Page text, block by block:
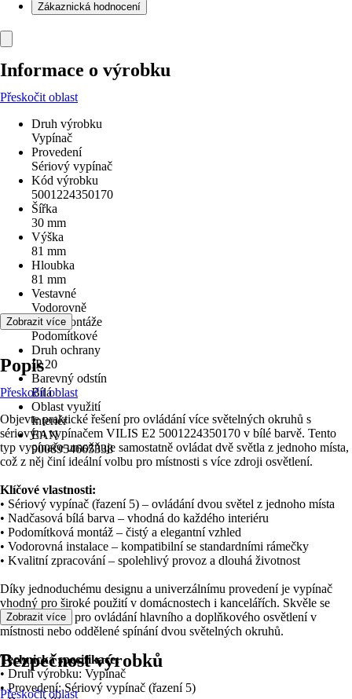
Zákaznická hodnocení
Informace o výrobku
Přeskočit oblast
Druh výrobku
Vypínač
Provedení
Sériový vypínač
Kód výrobku
5001224350170
Šířka
30 mm
Výška
81 mm
Hloubka
81 mm
Vestavné
Vodorovně
Druh montáže
Podomítkové
Druh ochrany
IP 20
Barevný odstín
Bílá
Oblast využití
Interiér
EAN
9008954665338
Zobrazit více
Popis
Přeskočit oblast
Objevte praktické řešení pro ovládání více světelných okruhů s
sériovým vypínačem VILIS E2 5001224350170 v bílé barvě. Tento
typ vypínače umožňuje samostatně ovládat dvě světla z jednoho místa,
což z něj činí ideální volbu pro místnosti s více zdroji osvětlení.
Klíčové vlastnosti:
• Sériový vypínač (řazení 5) – ovládání dvou světel z jednoho místa
• Nadčasová bílá barva – vhodná do každého interiéru
• Podomítková montáž – čistý a elegantní vzhled
• Vodorovná instalace – kompatibilní se standardními rámečky
• Kvalitní zpracování – spolehlivý provoz a dlouhá životnost
Díky jednoduchému designu a univerzálnímu provedení je vypínač
vhodný pro široké použití v domácnostech i kancelářích. Skvěle se
hodí například pro ovládání hlavního a doplňkového osvětlení v
místnosti nebo oddělené spínání dvou světelných okruhů.
Technická specifikace:
• Druh výrobku: Vypínač
• Provedení: Sériový vypínač (řazení 5)
Zobrazit více
Bezpečnost výrobků
Přeskočit oblast